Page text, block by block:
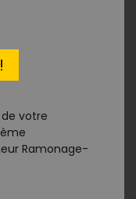
votre
Ramonage-